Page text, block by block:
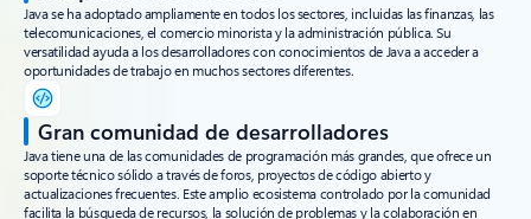
Java se ha adoptado ampliamente en todos los sectores, incluidas las finanzas, las
telecomunicaciones, el comercio minorista y la administración pública. Su
versatilidad ayuda a los desarrolladores con conocimientos de Java a acceder a
oportunidades de trabajo en muchos sectores diferentes.
Gran comunidad de desarrolladores
Java tiene una de las comunidades de programación más grandes, que ofrece un
soporte técnico sólido a través de foros, proyectos de código abierto y
actualizaciones frecuentes. Este amplio ecosistema controlado por la comunidad
facilita la búsqueda de recursos, la solución de problemas y la colaboración en